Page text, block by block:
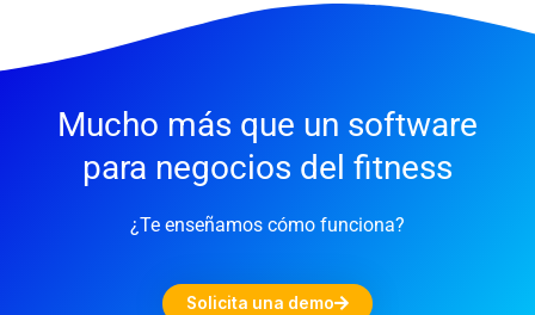
Mucho más que un software
para negocios del fitness
¿Te enseñamos cómo funciona?
Solicita una demo